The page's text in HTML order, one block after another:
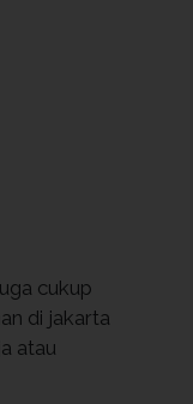
cukup
di jakarta
atau